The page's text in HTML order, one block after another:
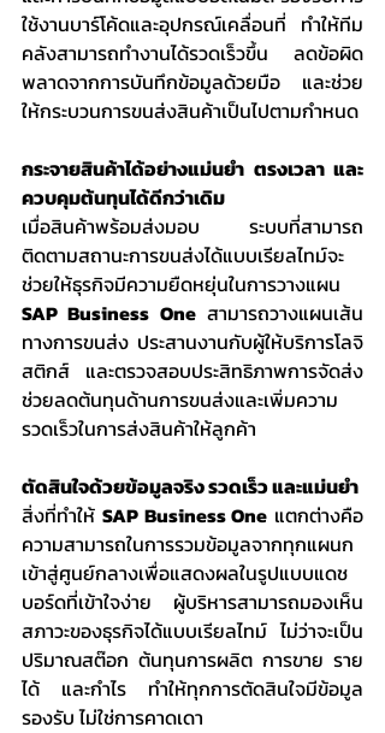
ใช้งานบาร์โค้ดและอุปกรณ์เคลื่อนที่ ทำให้ทีม
คลังสามารถทำงานได้รวดเร็วขึ้น ลดข้อผิด
พลาดจากการบันทึกข้อมูลด้วยมือ และช่วย
ให้กระบวนการขนส่งสินค้าเป็นไปตามกำหนด
กระจายสินค้าได้อย่างแม่นยำ ตรงเวลา และ
ควบคุมต้นทุนได้ดีกว่าเดิม
เมื่อสินค้าพร้อมส่งมอบ ระบบที่สามารถ
ติดตามสถานะการขนส่งได้แบบเรียลไทม์จะ
SAP Business One สามารถวางแผนเส้น
ทางการขนส่ง ประสานงานกับผู้ให้บริการโลจิ
สติกส์ และตรวจสอบประสิทธิภาพการจัดส่ง
ช่วยลดต้นทุนด้านการขนส่งและเพิ่มความ
รวดเร็วในการส่งสินค้าให้ลูกค้า
ตัดสินใจด้วยข้อมูลจริง รวดเร็ว และแม่นยำ
สิ่งที่ทำให้ SAP Business One แตกต่างคือ
ความสามารถในการรวมข้อมูลจากทุกแผนก
เข้าสู่ศูนย์กลางเพื่อแสดงผลในรูปแบบแดช
บอร์ดที่เข้าใจง่าย ผู้บริหารสามารถมองเห็น
สภาวะของธุรกิจได้แบบเรียลไทม์ ไม่ว่าจะเป็น
ปริมาณสต๊อก ต้นทุนการผลิต การขาย ราย
ได้ และกำไร ทำให้ทุกการตัดสินใจมีข้อมูล
รองรับ ไม่ใช่การคาดเดา